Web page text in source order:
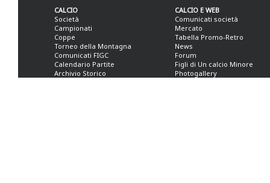
CALCIO
Società
Campionati
Coppe
Torneo della Montagna
Comunicati FIGC
Calendario Partite
Archivio Storico
CALCIO E WEB
Comunicati società
Mercato
Tabella Promo-Retro
News
Forum
Figli di Un calcio Minore
Photogallery